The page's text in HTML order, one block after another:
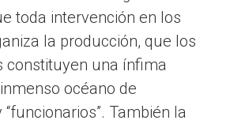
toda intervención en los
la producción, que los
constituyen una ínfima
océano de
“funcionarios”. También la